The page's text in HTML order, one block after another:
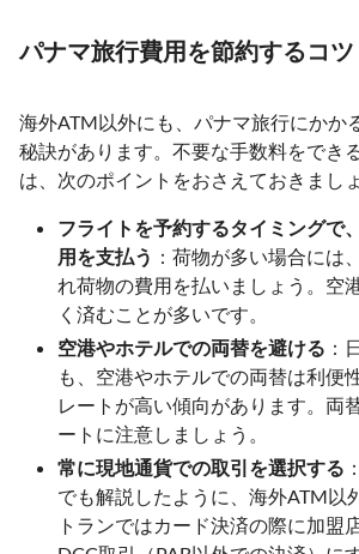
パナマ旅行費用を節約するコツ
海外ATM以外にも、パナマ旅行にかか
秘訣があります。不要な手数料をでき
は、次のポイントをおさえておきましょ
フライトを予約するタイミングで
用を支払う ：荷物が多い場合には
れ荷物の費用を払いましょう。空
く済むことが多いです。
空港やホテルでの両替を避ける ：
も、空港やホテルでの両替は利便
レートが高い傾向があります。両
ートに注意しましょう。
常に現地通貨での取引を選択する
でも解説したように、海外ATM以
トランではカード決済の際に加盟